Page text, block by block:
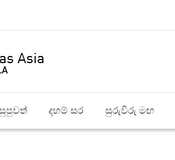
දහම් සර සුරුවිරු මඟ